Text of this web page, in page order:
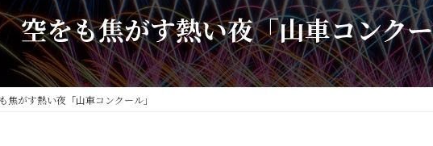
空をも焦がす熱い夜「山車コンク
焦がす熱い夜「山車コンクール」